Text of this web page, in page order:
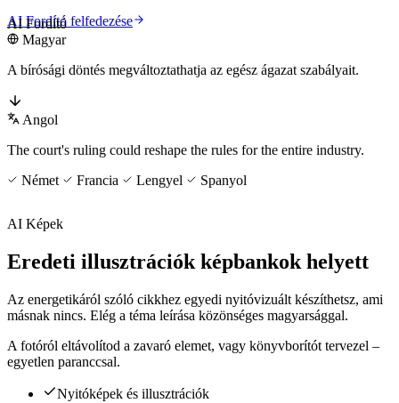
AI Fordító felfedezése
AI Fordító
Magyar
A bírósági döntés megváltoztathatja az egész ágazat szabályait.
Angol
The court's ruling could reshape the rules for the entire industry.
Német
Francia Lengyel Spanyol
AI Képek
Eredeti illusztrációk képbankok helyett
Az energetikáról szóló cikkhez egyedi nyitóvizuált készíthetsz, ami
másnak nincs. Elég a téma leírása közönséges magyarsággal.
A fotóról eltávolítod a zavaró elemet, vagy könyvborítót tervezel –
egyetlen paranccsal.
Nyitóképek és illusztrációk